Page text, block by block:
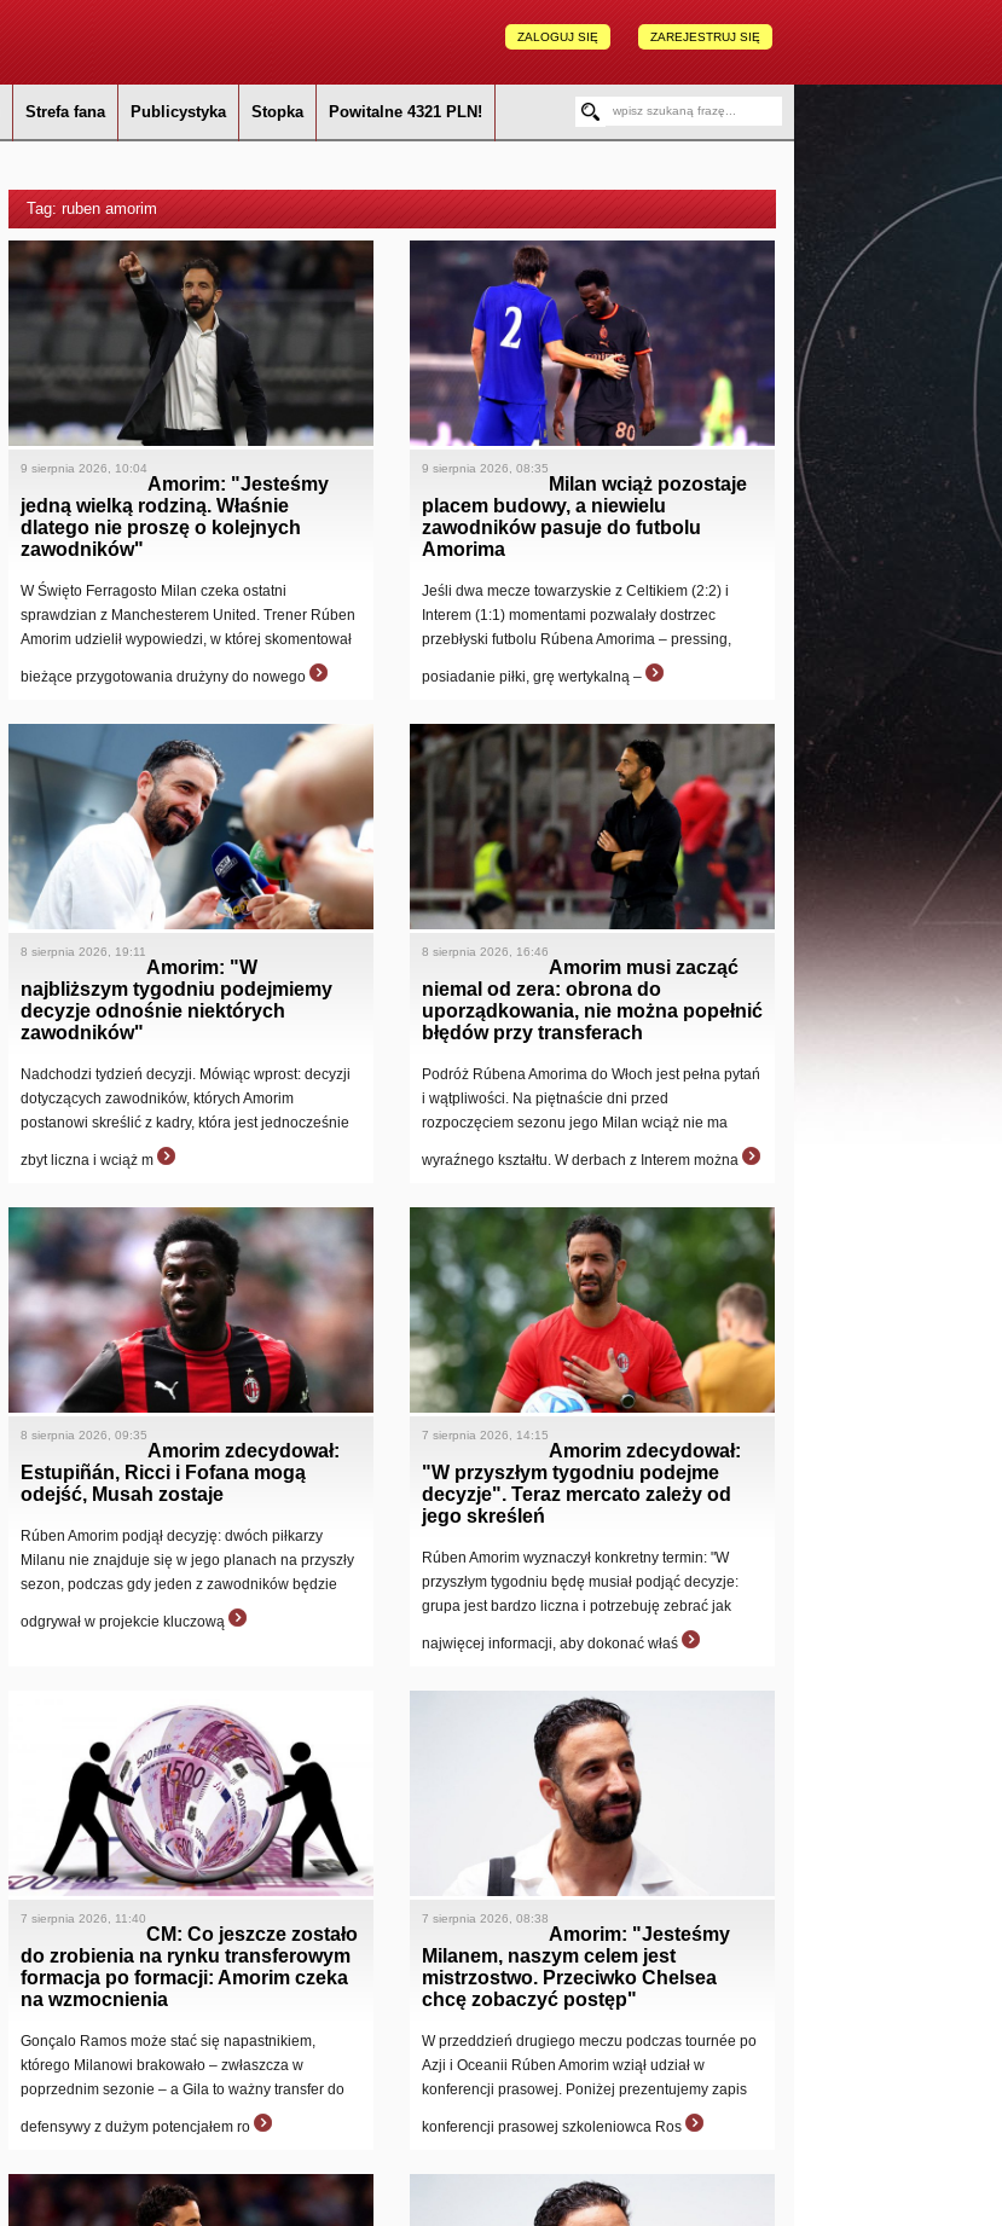
ZAREJESTRUJ SIĘ
ZALOGUJ SIĘ
Strefa fana Publicystyka Stopka Powitalne 4321 PLN!
Tag: ruben amorim
9 sierpnia 2026, 10:04
Amorim: "Jesteśmy
jedną wielką rodziną. Właśnie
dlatego nie proszę o kolejnych
zawodników"
W Święto Ferragosto Milan czeka ostatni
sprawdzian z Manchesterem United. Trener Rúben
Amorim udzielił wypowiedzi, w której skomentował
bieżące przygotowania drużyny do nowego
9 sierpnia 2026, 08:35
Milan wciąż pozostaje
placem budowy, a niewielu
zawodników pasuje do futbolu
Amorima
Jeśli dwa mecze towarzyskie z Celtikiem (2:2) i
Interem (1:1) momentami pozwalały dostrzec
przebłyski futbolu Rúbena Amorima – pressing,
posiadanie piłki, grę wertykalną –
8 sierpnia 2026, 19:11
Amorim: "W
najbliższym tygodniu podejmiemy
decyzje odnośnie niektórych
zawodników"
Nadchodzi tydzień decyzji. Mówiąc wprost: decyzji
dotyczących zawodników, których Amorim
postanowi skreślić z kadry, która jest jednocześnie
zbyt liczna i wciąż m
8 sierpnia 2026, 16:46
Amorim musi zacząć
niemal od zera: obrona do
uporządkowania, nie można popełnić
błędów przy transferach
Podróż Rúbena Amorima do Włoch jest pełna pytań
i wątpliwości. Na piętnaście dni przed
rozpoczęciem sezonu jego Milan wciąż nie ma
wyraźnego kształtu. W derbach z Interem można
8 sierpnia 2026, 09:35
Amorim zdecydował:
Estupiñán, Ricci i Fofana mogą
odejść, Musah zostaje
Rúben Amorim podjął decyzję: dwóch piłkarzy
Milanu nie znajduje się w jego planach na przyszły
sezon, podczas gdy jeden z zawodników będzie
odgrywał w projekcie kluczową
7 sierpnia 2026, 14:15
Amorim zdecydował:
"W przyszłym tygodniu podejme
decyzje". Teraz mercato zależy od
jego skreśleń
Rúben Amorim wyznaczył konkretny termin: "W
przyszłym tygodniu będę musiał podjąć decyzje:
grupa jest bardzo liczna i potrzebuję zebrać jak
najwięcej informacji, aby dokonać właś
7 sierpnia 2026, 11:40
CM: Co jeszcze zostało
do zrobienia na rynku transferowym
formacja po formacji: Amorim czeka
na wzmocnienia
Gonçalo Ramos może stać się napastnikiem,
którego Milanowi brakowało – zwłaszcza w
poprzednim sezonie – a Gila to ważny transfer do
defensywy z dużym potencjałem ro
7 sierpnia 2026, 08:38
Amorim: "Jesteśmy
Milanem, naszym celem jest
mistrzostwo. Przeciwko Chelsea
chcę zobaczyć postęp"
W przeddzień drugiego meczu podczas tournée po
Azji i Oceanii Rúben Amorim wziął udział w
konferencji prasowej. Poniżej prezentujemy zapis
konferencji prasowej szkoleniowca Ros